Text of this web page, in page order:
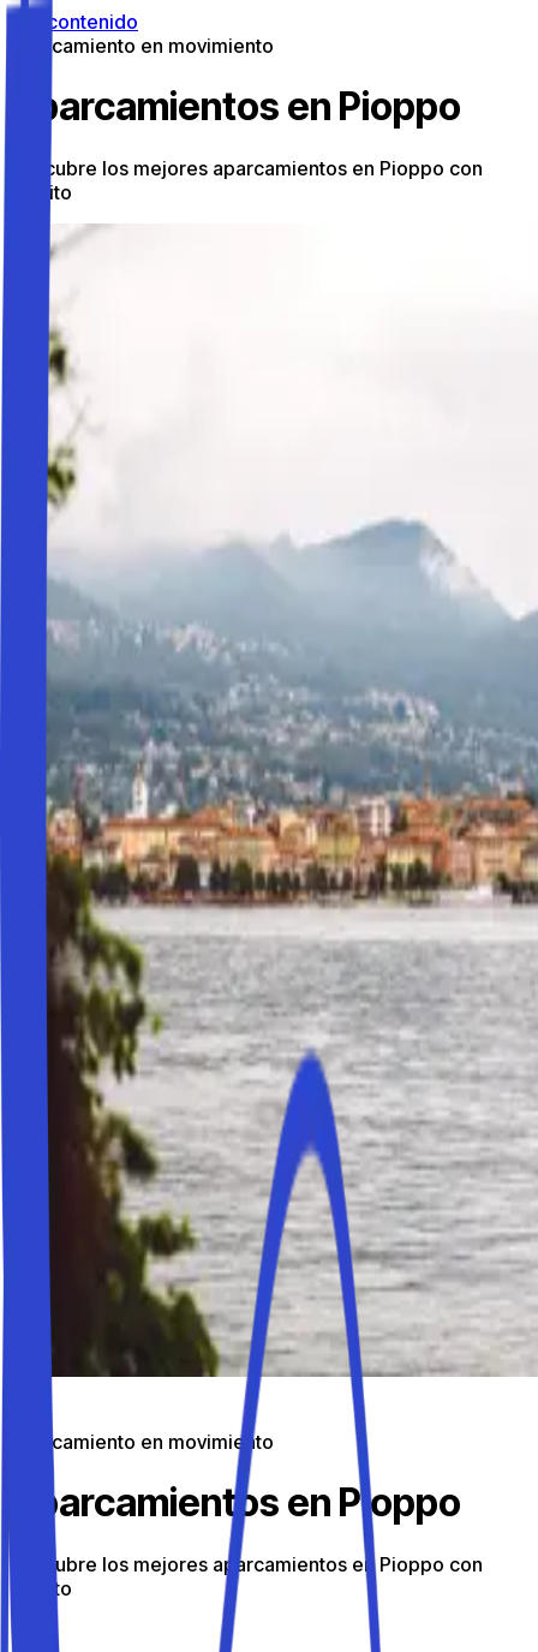
Ir al contenido
Aparcamiento en movimiento
Aparcamientos en Pioppo
Descubre los mejores aparcamientos en Pioppo con
Parkito
Aparcamiento en movimiento
Aparcamientos en Pioppo
Descubre los mejores aparcamientos en Pioppo con
Parkito